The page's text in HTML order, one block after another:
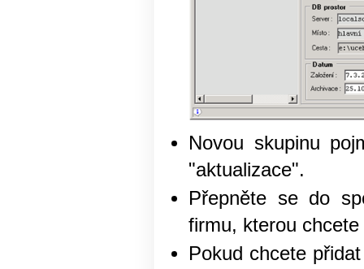
Novou skupinu
"aktualizace".
Přepněte se do
firmu, kterou
Pokud chcete